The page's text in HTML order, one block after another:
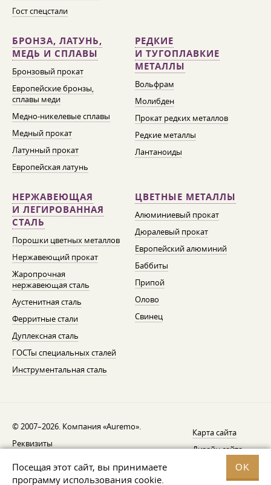
Посещая этот сайт, вы принимаете
программу использования cookie.
OK
Гост спецстали
БРОНЗА, ЛАТУНЬ,
МЕДЬ И СПЛАВЫ
Бронзовый прокат
Европейские бронзы,
сплавы меди
Медно-никелевые сплавы
Медный прокат
Латунный прокат
Европейская латунь
РЕДКИЕ
И ТУГОПЛАВКИЕ
МЕТАЛЛЫ
Вольфрам
Молибден
Прокат редких металлов
Редкие металлы
Лантаноиды
НЕРЖАВЕЮЩАЯ
И ЛЕГИРОВАННАЯ
СТАЛЬ
Порошки цветных металлов
Нержавеющий прокат
Жаропрочная
нержавеющая сталь
Аустенитная сталь
Ферритные стали
Дуплексная сталь
ГОСТы специальных сталей
Инструментальная сталь
ЦВЕТНЫЕ МЕТАЛЛЫ
Алюминиевый прокат
Дюралевый прокат
Европейский алюминий
Баббиты
Припой
Олово
Свинец
© 2007–2026. Компания «Auremo».
Реквизиты
Уведомление об отзыве
Карта сайта
Дизайн сайта —